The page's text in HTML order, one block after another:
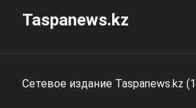
Taspanews.kz
Сетевое издание Taspanews.kz